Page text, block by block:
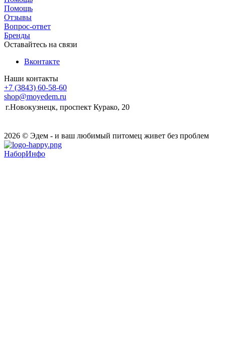
Помощь
Отзывы
Вопрос-ответ
Бренды
Оставайтесь на связи
Вконтакте
Наши контакты
+7 (3843) 60-58-60
shop@moyedem.ru
г.Новокузнецк, проспект Курако, 20
2026 © Эдем - и ваш любимый питомец живет без проблем
НаборИнфо